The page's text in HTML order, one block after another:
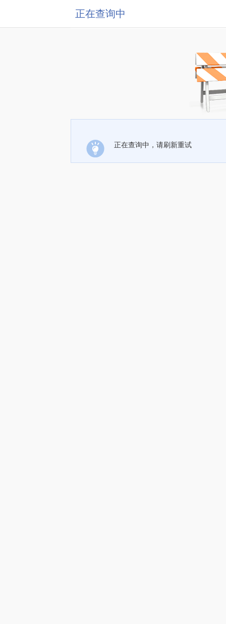
正在查询中
正在查询中，请刷新重试